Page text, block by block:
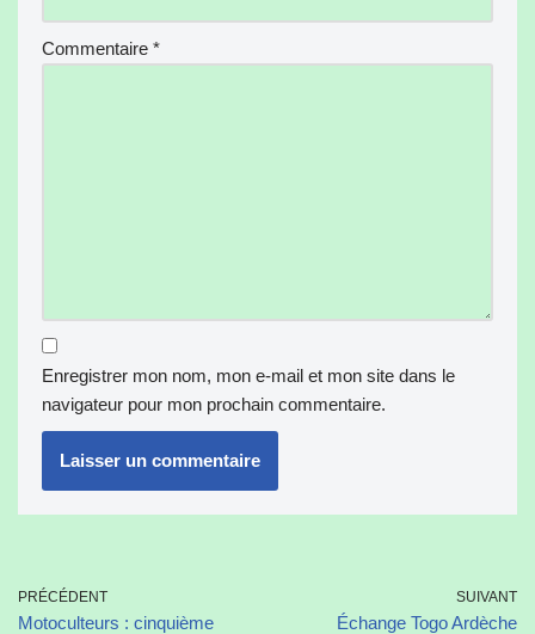
Commentaire *
Enregistrer mon nom, mon e-mail et mon site dans le
navigateur pour mon prochain commentaire.
PRÉCÉDENT
Motoculteurs : cinquième
SUIVANT
Échange Togo Ardèche